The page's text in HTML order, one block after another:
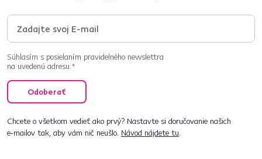
Súhlasím s posielaním pravidelného newslettra
na uvedenú adresu.*
Odoberať
Chcete o všetkom vedieť ako prvý? Nastavte si doručovanie našich
e‑mailov tak, aby vám nič neušlo. Návod nájdete tu.